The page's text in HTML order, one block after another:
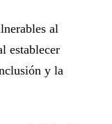
al
establecer
y la